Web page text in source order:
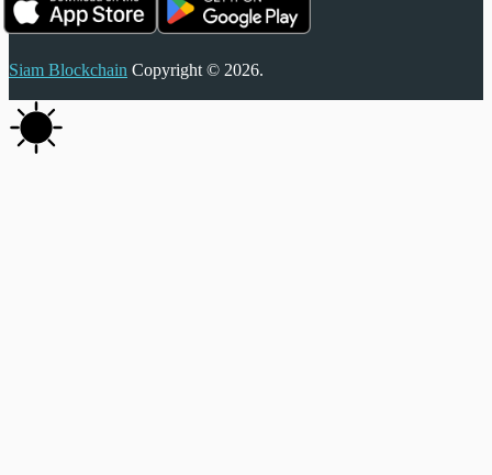
Siam Blockchain Copyright © 2026.